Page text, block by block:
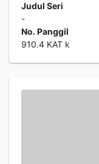
Judul Seri
-
No. Panggil
910.4 KAT k